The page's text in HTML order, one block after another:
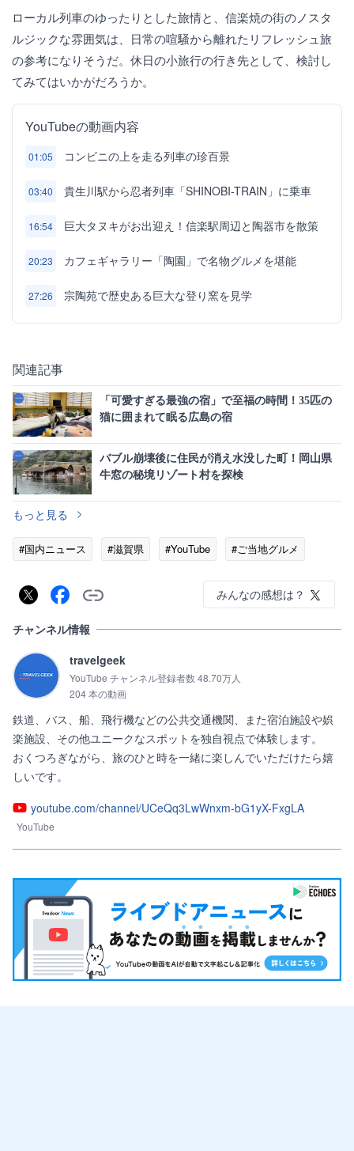
ローカル列車のゆったりとした旅情と、信楽焼の街のノスタ
ルジックな雰囲気は、日常の喧騒から離れたリフレッシュ旅
の参考になりそうだ。休日の小旅行の行き先として、検討し
てみてはいかがだろうか。
YouTubeの動画内容
01:05 コンビニの上を走る列車の珍百景
03:40 貴生川駅から忍者列車「SHINOBI-TRAIN」に乗車
16:54 巨大タヌキがお出迎え！信楽駅周辺と陶器市を散策
20:23 カフェギャラリー「陶園」で名物グルメを堪能
27:26 宗陶苑で歴史ある巨大な登り窯を見学
関連記事
「可愛すぎる最強の宿」で至福の時間！35匹の
猫に囲まれて眠る広島の宿
バブル崩壊後に住民が消え水没した町！岡山県
牛窓の秘境リゾート村を探検
もっと見る
#国内ニュース #滋賀県 #YouTube #ご当地グルメ
みんなの感想は？
チャンネル情報
travelgeek
YouTube チャンネル登録者数 48.70万人
204 本の動画
鉄道、バス、船、飛行機などの公共交通機関、また宿泊施設や娯
楽施設、その他ユニークなスポットを独自視点で体験します。
おくつろぎながら、旅のひと時を一緒に楽しんでいただけたら嬉
しいです。
youtube.com/channel/UCeQq3LwWnxm-bG1yX-FxgLA
YouTube